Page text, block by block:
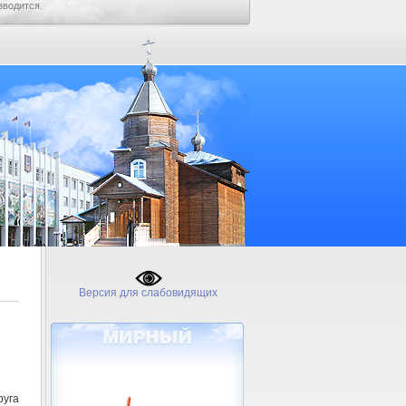
Версия для слабовидящих